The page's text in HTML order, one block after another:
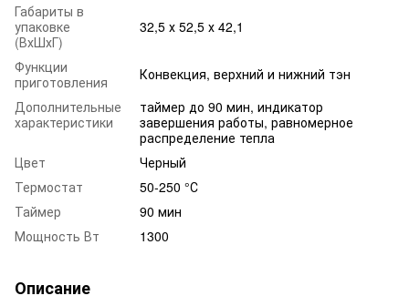
Габариты в
упаковке
(ВхШхГ)
32,5 х 52,5 х 42,1
Функции
приготовления
Конвекция, верхний и нижний тэн
Дополнительные
характеристики
таймер до 90 мин, индикатор
завершения работы, равномерное
распределение тепла
Цвет
Черный
Термостат
50-250 °С
Таймер
90 мин
Мощность Вт
1300
Описание